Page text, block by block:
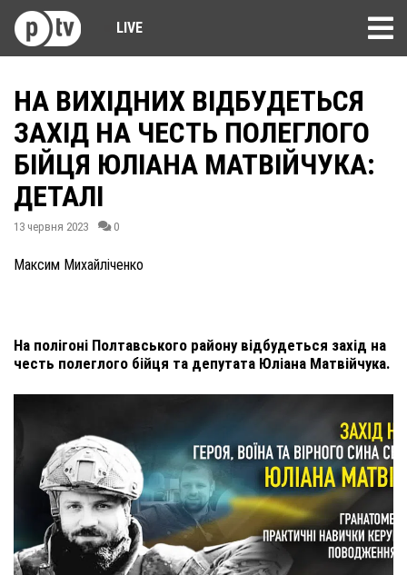
LIVE
НА ВИХІДНИХ ВІДБУДЕТЬСЯ
ЗАХІД НА ЧЕСТЬ ПОЛЕГЛОГО
БІЙЦЯ ЮЛІАНА МАТВІЙЧУКА:
ДЕТАЛІ
13 червня 2023 0
Максим Михайліченко
На полігоні Полтавського району відбудеться захід на
честь полеглого бійця та депутата Юліана Матвійчука.